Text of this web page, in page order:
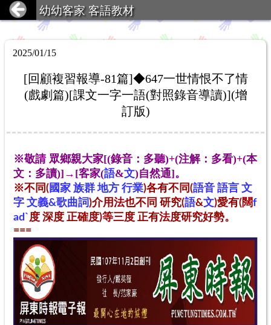
幼幼客家 客語教材
2025/01/15
[回顧複習報導-81篇]◆647一世情恨不了情
(戲劇篇)[課文一字一語(對照錄音導讀)](增
訂版)
※敬請 眾鄉親大家[(錄音：多聽)+(注解：多看)+(本
文：多讀)]→[客家(語&文)自然通]。
※不同( 國家 族群 地方 行業)各有不同(語音 語言 文
字 文義&歌曲詞 )介用法也不同 研究(語&文)愛有(闊f
adˋ度 深度 正確度)等三度 正有法度研究好勢。
===